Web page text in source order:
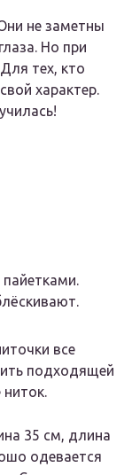
не заметны
Но при
тех, кто
характер.
все
подходящей
35 см, длина
одевается